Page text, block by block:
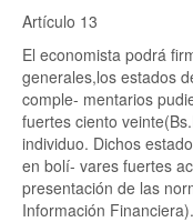
Artículo 13
El economista podrá
generales,los estados
comple- mentarios
fuertes ciento
individuo. Dichos
en bolí- vares fuertes
presentación de las
Información Financiera).